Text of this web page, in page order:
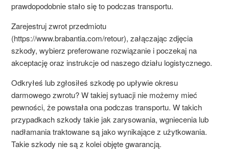
prawdopodobnie stało się to podczas transportu.
Zarejestruj zwrot przedmiotu
(https://www.brabantia.com/retour), załączając zdjęcia
szkody, wybierz preferowane rozwiązanie i poczekaj na
akceptację oraz instrukcje od naszego działu logistycznego.
Odkryłeś lub zgłosiłeś szkodę po upływie okresu
darmowego zwrotu? W takiej sytuacji nie możemy mieć
pewności, że powstała ona podczas transportu. W takich
przypadkach szkody takie jak zarysowania, wgniecenia lub
nadłamania traktowane są jako wynikające z użytkowania.
Takieszkody niesązkoleiobjętegwarancją.